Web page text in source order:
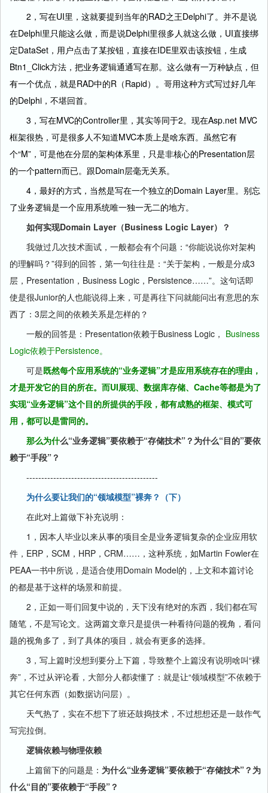
2，写在UI里，这就要提到当年的RAD之王Delphi了。并不是说
在Delphi里只能这么做，而是说Delphi里很多人就这么做，UI直接绑
定DataSet，用户点击了某按钮，直接在IDE里双击该按钮，生成
Btn1_Click方法，把业务逻辑通通写在那。这么做有一万种缺点，但
有一个优点，就是RAD中的R（Rapid）。哥用这种方式写过好几年
的Delphi，不堪回首。
3，写在MVC的Controller里，其实等同于2。现在Asp.net MVC
框架很热，可是很多人不知道MVC本质上是啥东西。虽然它有
个“M”，可是他在分层的架构体系里，只是非核心的Presentation层
的一个pattern而已。跟Domain层毫无关系。
4，最好的方式，当然是写在一个独立的Domain Layer里。别忘
了业务逻辑是一个应用系统唯一独一无二的地方。
如何实现Domain Layer（Business Logic Layer）？
我做过几次技术面试，一般都会有个问题：“你能说说你对架构
的理解吗？”得到的回答，第一句往往是：“关于架构，一般是分成3
层，Presentation，Business Logic，Persistence……”。这句话即
使是很Junior的人也能说得上来，可是再往下问就能问出有意思的东
西了：3层之间的依赖关系是怎样的？
一般的回答是：Presentation依赖于Business Logic， Business
Logic依赖于Persistence。
可是既然每个应用系统的“业务逻辑”才是应用系统存在的理由，
才是开发它的目的所在。而UI展现、数据库存储、Cache等都是为了
实现“业务逻辑”这个目的所提供的手段，都有成熟的框架、模式可
用，都可以是雷同的。
那么为什么“业务逻辑”要依赖于“存储技术”？为什么“目的”要依
赖于“手段”？
--------------------------------------------
为什么要让我们的“领域模型”裸奔？（下）
在此对上篇做下补充说明：
1，因本人毕业以来从事的项目全是业务逻辑复杂的企业应用软
件，ERP，SCM，HRP，CRM……，这种系统，如Martin Fowler在
PEAA一书中所说，是适合使用Domain Model的，上文和本篇讨论
的都是基于这样的场景和前提。
2，正如一哥们回复中说的，天下没有绝对的东西，我们都在写
随笔，不是写论文。这两篇文章只是提供一种看待问题的视角，看问
题的视角多了，到了具体的项目，就会有更多的选择。
3，写上篇时没想到要分上下篇，导致整个上篇没有说明啥叫“裸
奔”，不过从评论看，大部分人都读懂了：就是让“领域模型”不依赖于
其它任何东西（如数据访问层）。
天气热了，实在不想下了班还鼓捣技术，不过想想还是一鼓作气
写完拉倒。
逻辑依赖与物理依赖
上篇留下的问题是： 为什么“业务逻辑”要依赖于“存储技术”？为
什么“目的”要依赖于“手段”？